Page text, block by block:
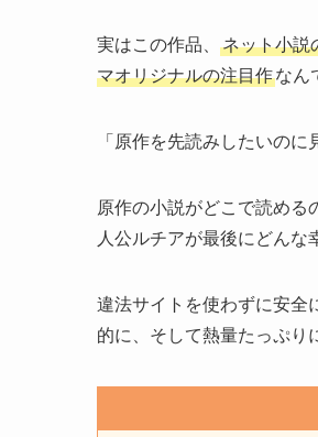
実はこの作品、
ネット小説
マオリジナルの注目作なん
「原作を先読みしたいの
原作の小説がどこで読める
人公ルチアが最後にどん
違法サイトを使わずに安全
的に、そして熱量たっぷり